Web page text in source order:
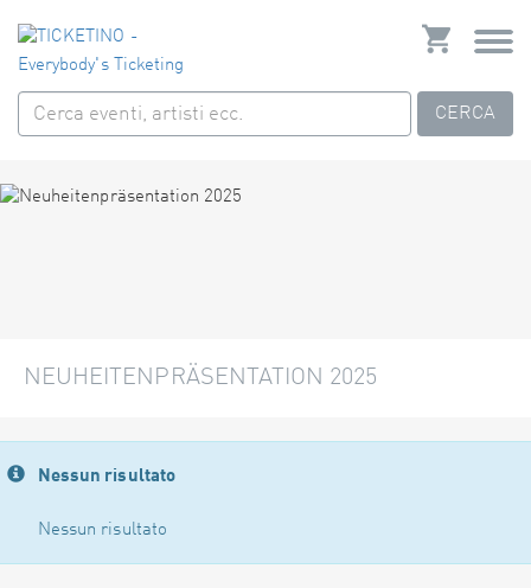
CERCA
NEUHEITENPRÄSENTATION 2025
Nessun risultato
Nessun risultato